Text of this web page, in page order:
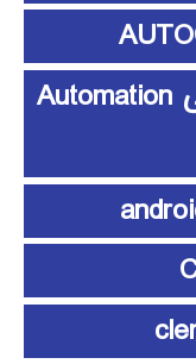
آموزش اتوماسیون صنعتی Automation